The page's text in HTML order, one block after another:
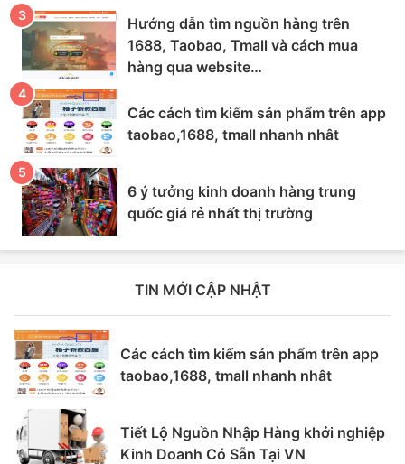
Hướng dẫn tìm nguồn hàng trên
1688, Taobao, Tmall và cách mua
hàng qua website
Các cách tìm kiếm sản phẩm trên app
taobao,1688, tmall nhanh nhât
6 ý tưởng kinh doanh hàng trung
quốc giá rẻ nhất thị trường
TIN MỚI CẬP NHẬT
Các cách tìm kiếm sản phẩm trên app
taobao,1688, tmall nhanh nhât
Tiết Lộ Nguồn Nhập Hàng khởi nghiệp
Kinh Doanh Có Sẵn Tại VN